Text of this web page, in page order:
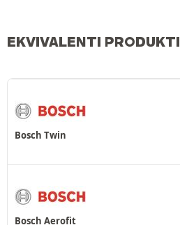
EKVIVALENTI PRODUKTI
Bosch Twin
Bosch Aerofit